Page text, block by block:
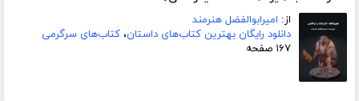
از: امیرابوالفضل هنرمند
دانلود رایگان بهترین کتاب‌های داستان، کتاب‌های سرگرمی
۱۶۷ صفحه